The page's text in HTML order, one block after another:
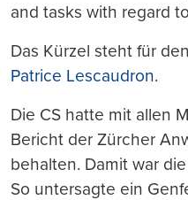
and tasks with regard to
Das Kürzel steht für
Patrice Lescaudron.
Die CS hatte mit allen
Bericht der Zürcher
behalten. Damit war
So untersagte ein